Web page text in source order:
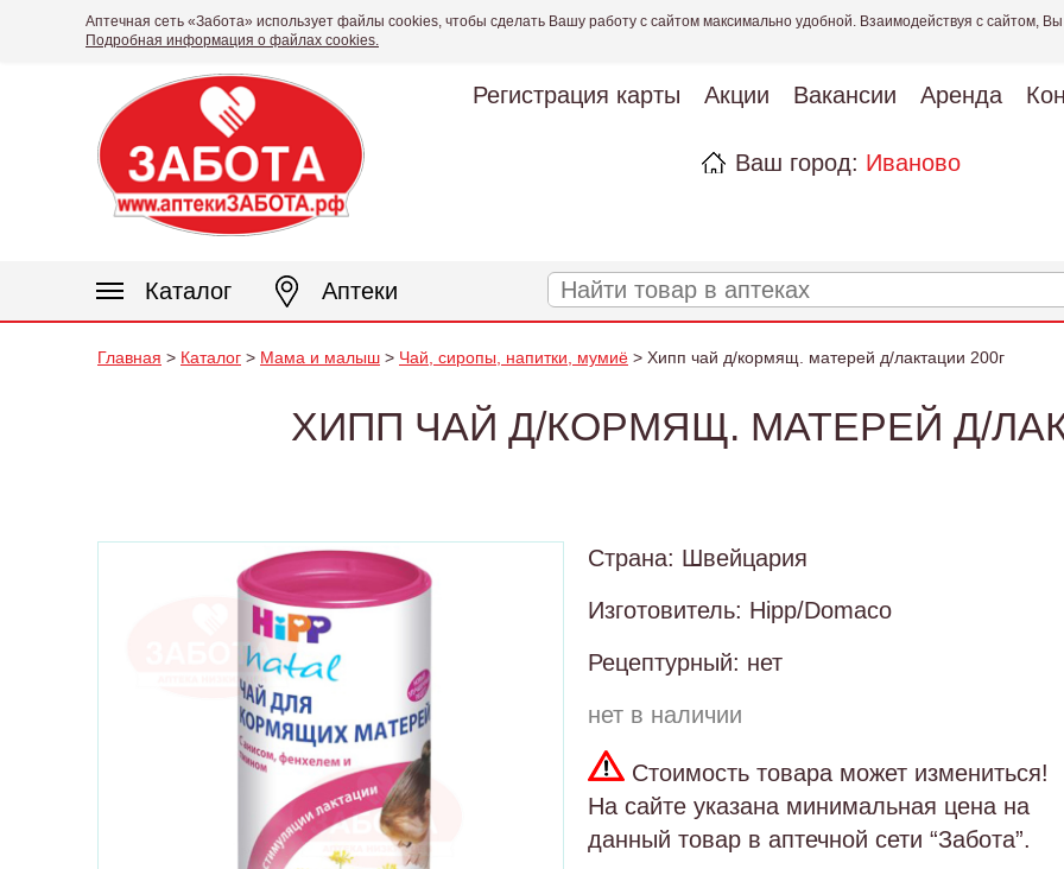
Аптечная сеть «Забота» использует файлы cookies, чтобы сделать Вашу работу с сайтом максимально удобной. Взаимодействуя с сайтом,
Подробная информация о файлах cookies.
Регистрация карты Акции Вакансии Аренда
Ваш город: Иваново
Каталог Аптеки
Главная > Каталог > Мама и малыш > Чай, сиропы, напитки, мумиё > Хипп чай д/кормящ. матерей д/лактации 200г
ХИПП ЧАЙ Д/КОРМЯЩ. МАТЕРЕЙ Д/
Страна: Швейцария
Изготовитель: Hipp/Domaco
Рецептурный: нет
нет в наличии
Стоимость товара может измениться!
На сайте указана минимальная цена на
данный товар в аптечной сети “Забота”.